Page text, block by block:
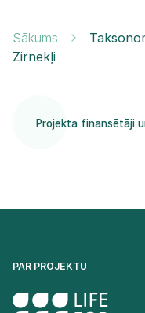
Sākums
Zirnekļi
Projekta finansētāji
PAR PROJEKTU